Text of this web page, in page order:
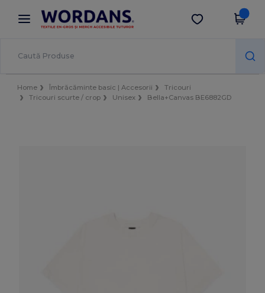
× Aplicația Wordans
Prețuri mai bune în aplicație!
Descarcă app
Home Îmbrăcăminte basic | Accesorii
Tricouri
Tricouri scurte / crop
Unisex Bella+Canvas BE6882GD